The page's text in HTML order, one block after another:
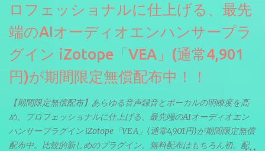
ロフェッショナルに仕上げる、最先
端のAIオーディオエンハンサープラ
グイン iZotope「VEA」(通常4,901
円)が期間限定無償配布中！！
【期間限定無償配布】あらゆる音声録音とボーカルの明瞭度を高
め、プロフェッショナルに仕上げる、最先端のAIオーディオエン
ハンサープラグイン iZotope「VEA」(通常4,901円)が期間限定無償
配布中。比較的新しめのプラグイン。無料配布はもちろん初。配